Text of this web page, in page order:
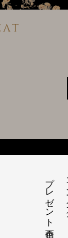
プレゼント企画